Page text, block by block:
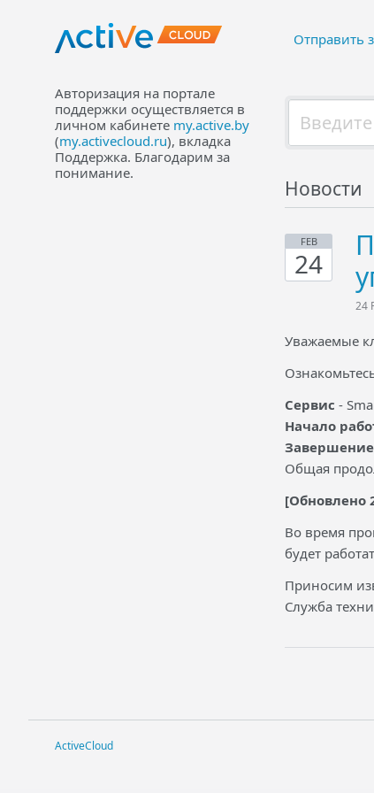
Отправить
Авторизация на портале
поддержки осуществляется в
личном кабинете my.active.by
(my.activecloud.ru), вкладка
Поддержка. Благодарим за
понимание.
Новости
FEB
24
24
Уважаемые
Сервис -
Начало
Общая
[Обновлено
Во время
будет
Приносим
Служба
ActiveCloud